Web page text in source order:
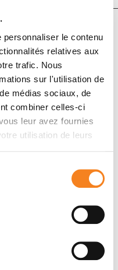
le contenu
relatives aux
trafic. Nous
sur l'utilisation de
médias sociaux, de
combiner celles-ci
leur avez fournies
utilisation de leurs
Cristovao M.
Fitamant, Sophie
Tezenas du
Patrick Mehlen,
Humbert